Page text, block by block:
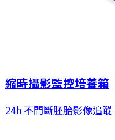
縮時攝影監控培養箱
24h 不間斷胚胎影像追